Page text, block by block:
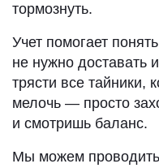
тормознуть.
Учет помогает
не нужно доставать
трясти все тайники,
мелочь — просто
и смотришь баланс.
Мы можем проводить